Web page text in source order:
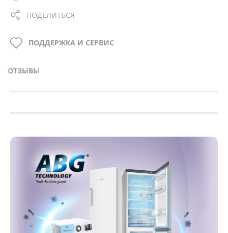
ПОДЕЛИТЬСЯ
ОТЗЫВЫ
ПОДДЕРЖКА И СЕРВИС